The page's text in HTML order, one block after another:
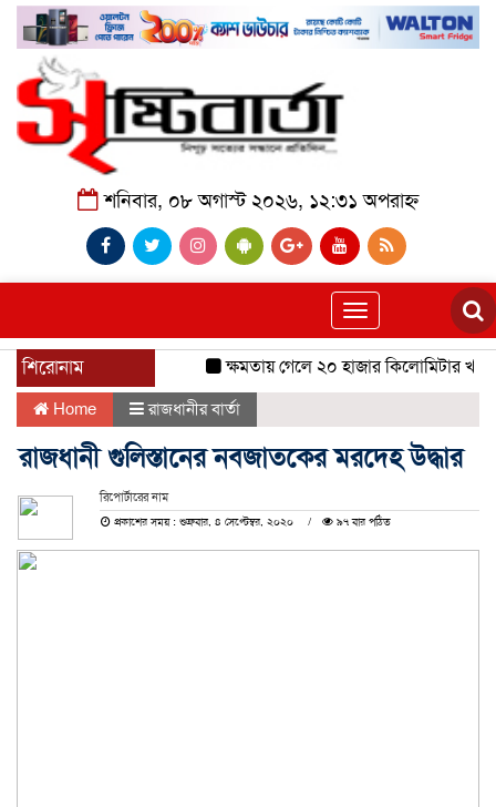
শনিবার, ০৮ অগাস্ট ২০২৬, ১২:৩১ অপরাহ্ন
Toggle
navigation
শিরোনাম ক্ষমতায় গেলে ২০ হাজার কিলোমিটার খাল
Home রাজধানীর বার্তা
রাজধানী গুলিস্তানের নবজাতকের মরদেহ উদ্ধার
রিপোর্টারের নাম
প্রকাশের সময় : শুক্রবার, ৪ সেপ্টেম্বর, ২০২০
৯৭ বার পঠিত